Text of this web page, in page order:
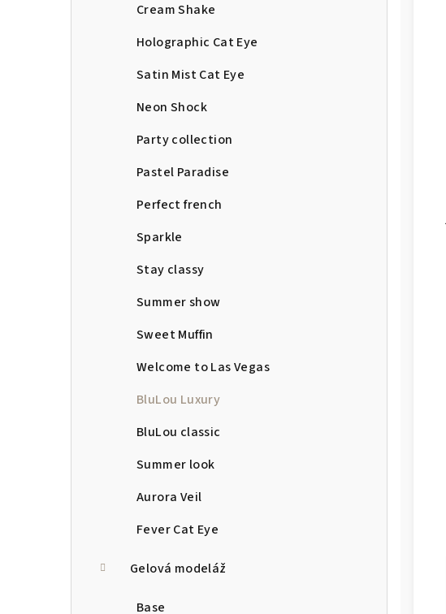
Cream Shake
Holographic Cat Eye
Satin Mist Cat Eye
Neon Shock
Party collection
Pastel Paradise
Perfect french
Sparkle
Stay classy
Summer show
Sweet Muffin
Welcome to Las Vegas
BluLou Luxury
BluLou classic
Summer look
Aurora Veil
Fever Cat Eye
Gelová modeláž
Base